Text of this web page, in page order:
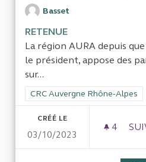
Basset
RETENUE
La région AURA depuis
le président, appose des
sur...
Filtrer les résultats de la
CRC Auvergne Rhône-Alpes
CRÉÉ LE
03/10/2023
4 4